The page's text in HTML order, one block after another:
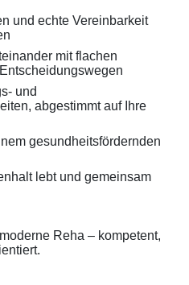
und echte Vereinbarkeit
mit flachen
und
abgestimmt auf Ihre
gesundheitsfördernden
lebt und gemeinsam
Reha – kompetent,